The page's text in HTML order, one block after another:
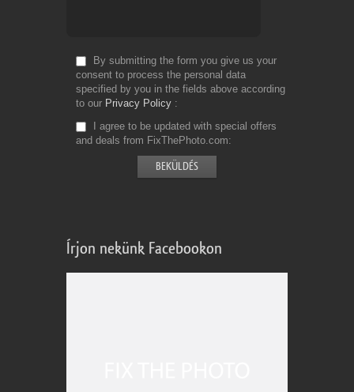
By submitting the form you give us your
consent to process the personal data
specified by you in the fields above according
to our Privacy Policy
I agree to be updated with special offers
and deals from FixThePhoto.com
Írjon nekünk Facebookon